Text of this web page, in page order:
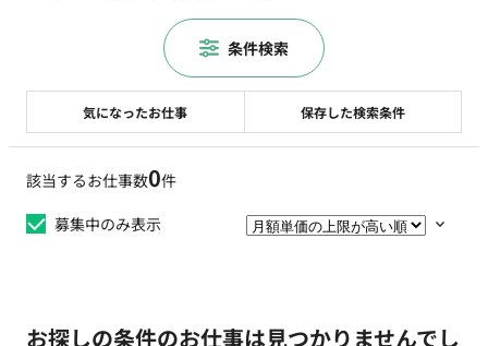
該当するお仕事数0件
募集中のみ表示
お探しの条件のお仕事は見つかりませんでし
気になったお仕事 保存した検索条件
条件検索